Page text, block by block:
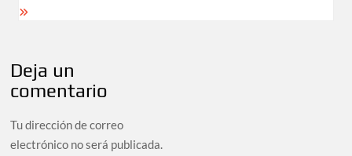
Deja un
comentario
Tu dirección de correo
electrónico no será publicada.